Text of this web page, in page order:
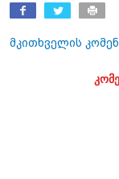
მკითხველის